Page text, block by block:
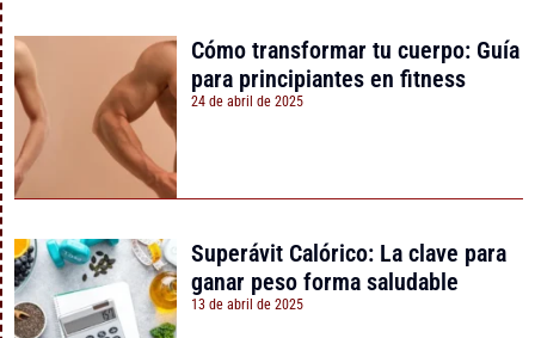
Cómo transformar tu cuerpo: Guía
para principiantes en fitness
24 de abril de 2025
Superávit Calórico: La clave para
ganar peso forma saludable
13 de abril de 2025